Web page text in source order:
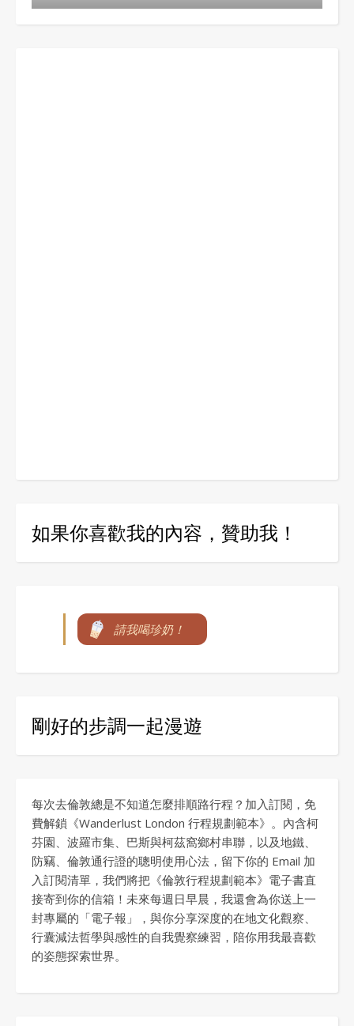
如果你喜歡我的內容，贊助我！
請我喝珍奶！
剛好的步調一起漫遊
每次去倫敦總是不知道怎麼排順路行程？加入訂閱，免
費解鎖《Wanderlust London 行程規劃範本》。內含柯
芬園、波羅市集、巴斯與柯茲窩鄉村串聯，以及地鐵、
防竊、倫敦通行證的聰明使用心法，留下你的 Email 加
入訂閱清單，我們將把《倫敦行程規劃範本》電子書直
接寄到你的信箱！未來每週日早晨，我還會為你送上一
封專屬的「電子報」，與你分享深度的在地文化觀察、
行囊減法哲學與感性的自我覺察練習，陪你用我最喜歡
的姿態探索世界。